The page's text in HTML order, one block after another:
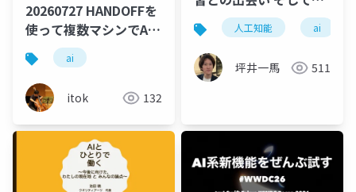
20260727 HANDOFFを
使って複数マシンでAI
開発を引き継いだ話
ai
itok 132
れから 人工知能 ai
坪井一馬 511